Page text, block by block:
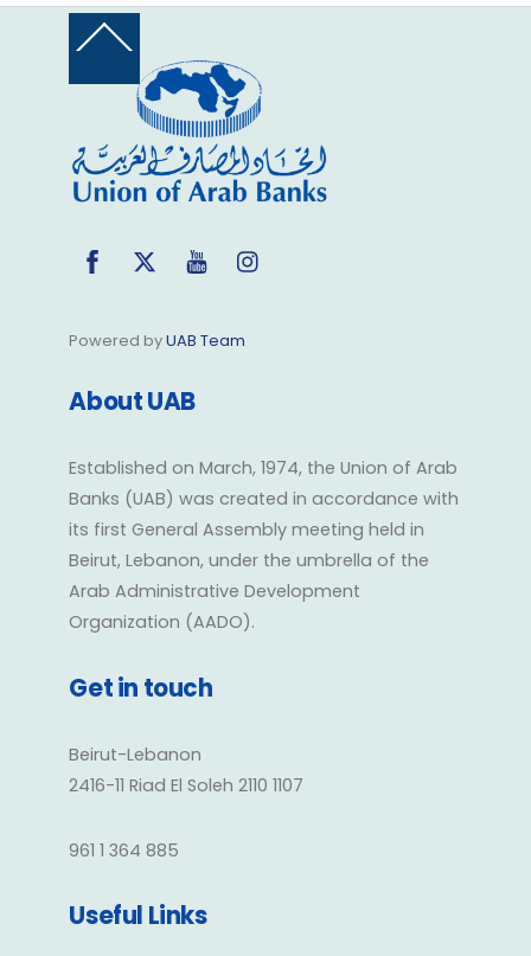
Back
Top
FacebookTwitter YouTube
Powered byUAB Team
About UAB
Established on March, 1974, the Union of Arab
Banks (UAB) was created in accordance with
its first General Assembly meeting held in
Beirut, Lebanon, under the umbrella of the
Arab Administrative Development
Organization (AADO).
Get in touch
Beirut-Lebanon
2416-11 Riad El Soleh 2110 1107
961 1 364 885
Useful Links